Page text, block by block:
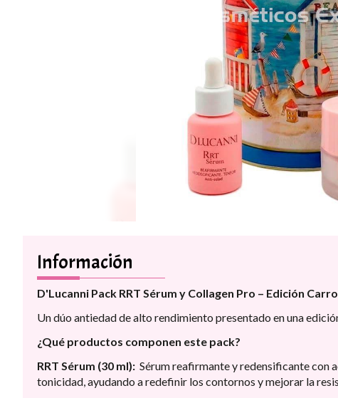
Información
D'Lucanni Pack RRT Sérum y Collagen Pro – Edición
Un dúo antiedad de alto rendimiento presentado en una
¿Qué productos componen este pack?
RRT Sérum (30 ml): Sérum reafirmante y redensificante con
tonicidad, ayudando a redefinir los contornos y mejorar la